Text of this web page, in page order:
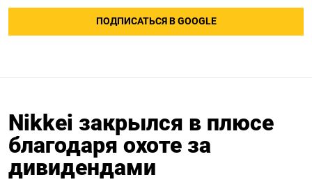
ПОДПИСАТЬСЯ В GOOGLE
Nikkei закрылся в плюсе
благодаря охоте за
дивидендами